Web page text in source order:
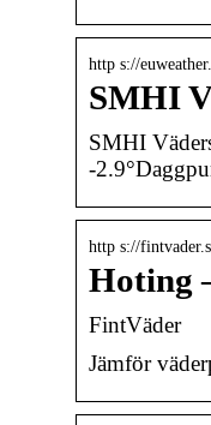
http s://
SMHI
SMHI
-
http s://
Hoting
FintVäder
Jämför